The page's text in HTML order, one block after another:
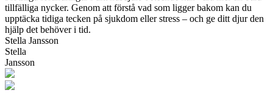
tillfälliga nycker. Genom att förstå vad som ligger bakom kan du
upptäcka tidiga tecken på sjukdom eller stress – och ge ditt djur den
hjälp det behöver i tid.
Stella Jansson
Stella
Jansson